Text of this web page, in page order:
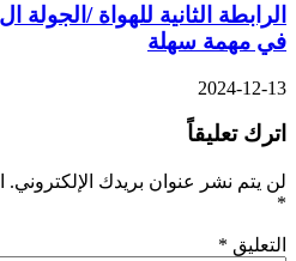
في مهمة سهلة
2024-12-13
اترك تعليقاً
لن يتم نشر عنوان بريدك الإلكتروني.
*
التعليق *